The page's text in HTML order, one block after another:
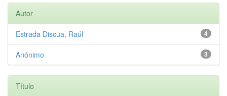
Autor
4
Estrada Discua, Raúl
3
Anónimo
Título